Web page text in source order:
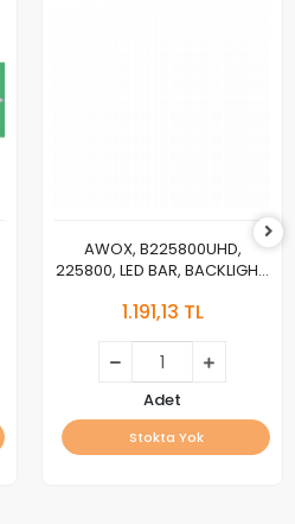
AWOX, B225800UHD,
225800, LED BAR, BACKLIGHT,
JL.D580A1330-003FS-
TBL2+2021041601
1.191,13 TL
Adet
Stokta Yok